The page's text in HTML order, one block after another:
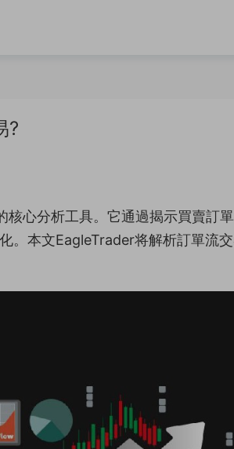
?
心分析工具。它通過揭示買賣訂
。本文EagleTrader将解析訂單流